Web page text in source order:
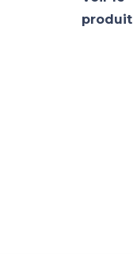
produit